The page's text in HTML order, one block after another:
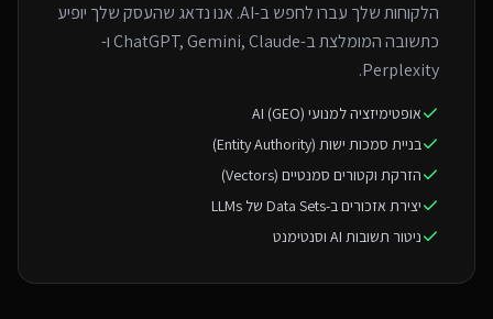
הלקוחות שלך עברו לחפש ב-AI. אנו נדאג שהעסק שלך יופיע
כתשובה המומלצת ב-ChatGPT, Gemini, Claude ו-
Perplexity.
אופטימיזציה למנועי AI (GEO)
בניית סמכות ישות (Entity Authority)
הזרקת וקטורים סמנטיים (Vectors)
יצירת אזכורים ב-Data Sets של LLMs
ניטור תשובות AI וסנטימנט